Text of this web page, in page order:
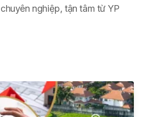
nghiệp, tận tâm từ YP